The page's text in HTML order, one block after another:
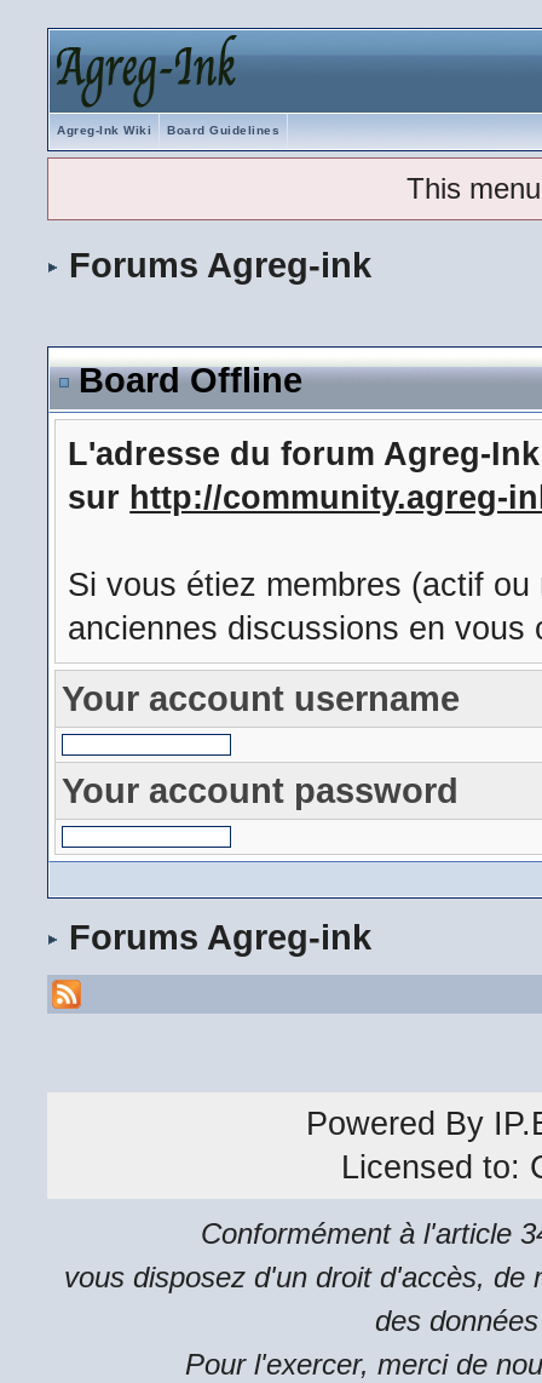
Agreg-Ink Wiki Board Guidelines
This
Forums Agreg-ink
Board Offline
L'adresse du forum Agreg-
sur http://community.agreg-
Si vous étiez membres (actif
anciennes discussions en
Your account username
Your account password
Forums Agreg-ink
Powered By
Licensed to:
Conformément à l'article
vous disposez d'un droit d'accès, de
des
Pour l'exercer, merci de